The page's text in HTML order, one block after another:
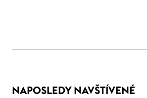
NAPOSLEDY NAVŠTÍVENÉ